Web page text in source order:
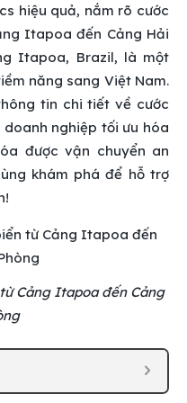
hiệu quả, nắm rõ cước
Itapoa đến Cảng Hải
Itapoa, Brazil, là một
năng sang Việt Nam.
tin chi tiết về cước
nghiệp tối ưu hóa
được vận chuyển an
khám phá để hỗ trợ
Cảng Itapoa đến Cảng